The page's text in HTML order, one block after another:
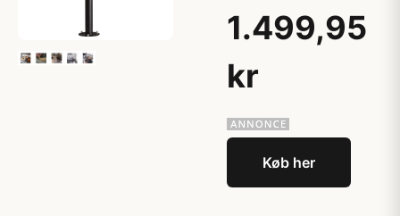
1.499,95
kr
Køb her